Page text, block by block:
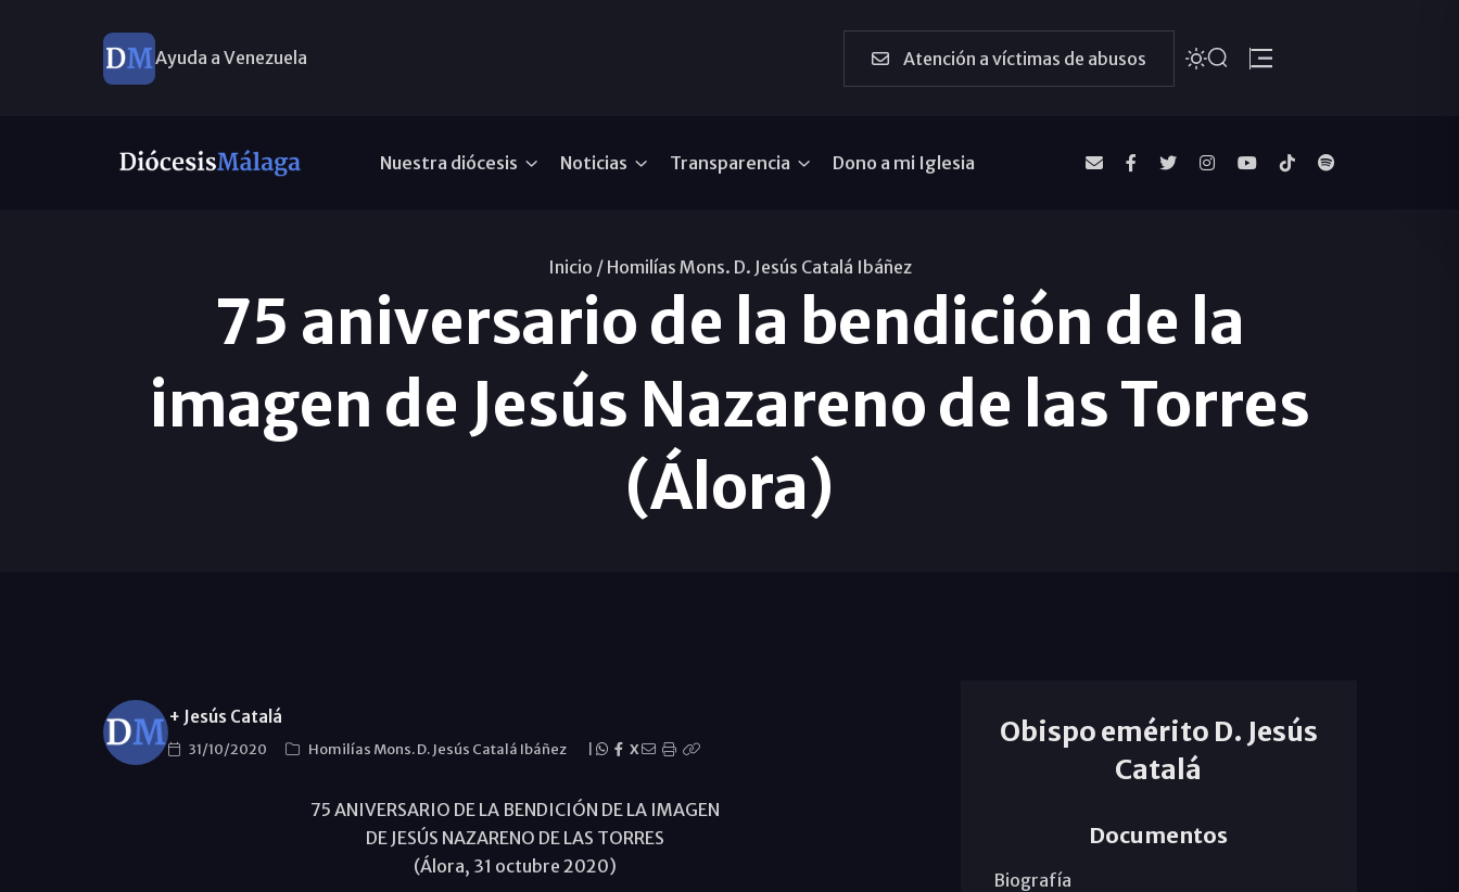
Ayuda a Venezuela Atención a víctimas de abusos
Nuestra diócesis Noticias Transparencia Dono a mi Iglesia
Inicio / Homilías Mons. D. Jesús Catalá Ibáñez
75 aniversario de la bendición de la
imagen de Jesús Nazareno de las Torres
(Álora)
+ Jesús Catalá
31/10/2020 Homilías Mons. D. Jesús Catalá Ibáñez X
75 ANIVERSARIO DE LA BENDICIÓN DE LA IMAGEN
DE JESÚS NAZARENO DE LAS TORRES
(Álora, 31 octubre 2020)
Obispo emérito D. Jesús
Catalá
Documentos
Biografía